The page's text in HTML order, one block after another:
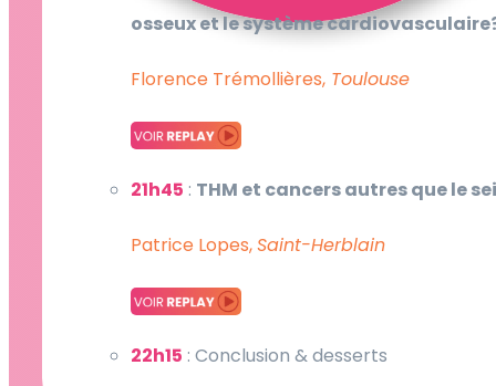
osseux et le système
Florence Trémollières, Toulouse
21h45 : THM et cancers autres que le
Patrice Lopes,Saint-Herblain
22h15 : Conclusion & desserts